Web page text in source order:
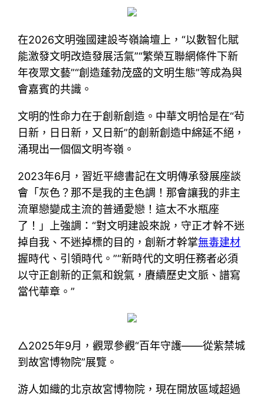
在2026文明強國建設岑嶺論壇上，“以數智化賦
能激發文明改造發展活氣”“繁榮互聯網條件下新
年夜眾文藝”“創造蓬勃茂盛的文明生態”等成為與
會嘉賓的共識。
文明的性命力在于創新創造。中華文明恰是在“茍
日新，日日新，又日新”的創新創造中綿延不絕，
涌現出一個個文明岑嶺。
2023年6月，習近平總書記在文明傳承發展座談
會「灰色？那不是我的主色調！那會讓我的非主
流單戀變成主流的普通愛戀！這太不水瓶座
了！」上強調：“對文明建設來說，守正才幹不迷
掉自我、不迷掉標的目的，創新才幹掌無毒建材
握時代、引領時代。”“新時代的文明任務者必須
以守正創新的正氣和銳氣，賡續歷史文脈、譜寫
當代華章。”
△2025年9月，觀眾參觀“百年守護——從紫禁城
到故宮博物院”展覽。
游人如織的北京故宮博物院，現在開放區域超過